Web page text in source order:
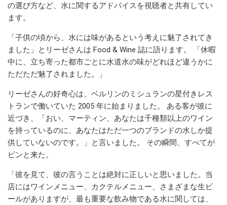
の選び方など、水に関するアドバイスを視聴者と共有してい
ます。
「子供の頃から、水には味があるという考えに魅了されてき
ました」とリーゼさんは Food & Wine 誌に語ります。 「休暇
中に、立ち寄った都市ごとに水道水の味がどれほど違うかに
ただただ魅了されました。」
リーゼさんの好奇心は、ベルリンのミシュランの星付きレス
トランで働いていた 2005 年に始まりました。 ある客が彼に
近づき、「おい、マーティン、あなたは千種類以上のワイン
を持っているのに、あなたはただ一つのブランドの水しか提
供していないのです。」と言いました。 その瞬間、すべてが
ピンと来た。
「彼を見て、彼の言うことは絶対に正しいと思いました。当
店にはワインメニュー、カクテルメニュー、さまざまな生ビ
ールがありますが、最も重要な飲み物である水に関しては、